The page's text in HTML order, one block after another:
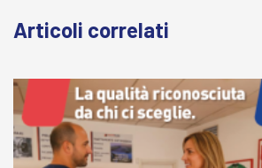
Articoli correlati